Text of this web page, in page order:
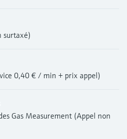
surtaxé)
0,40 € / min + prix appel)
Gas Measurement (Appel non